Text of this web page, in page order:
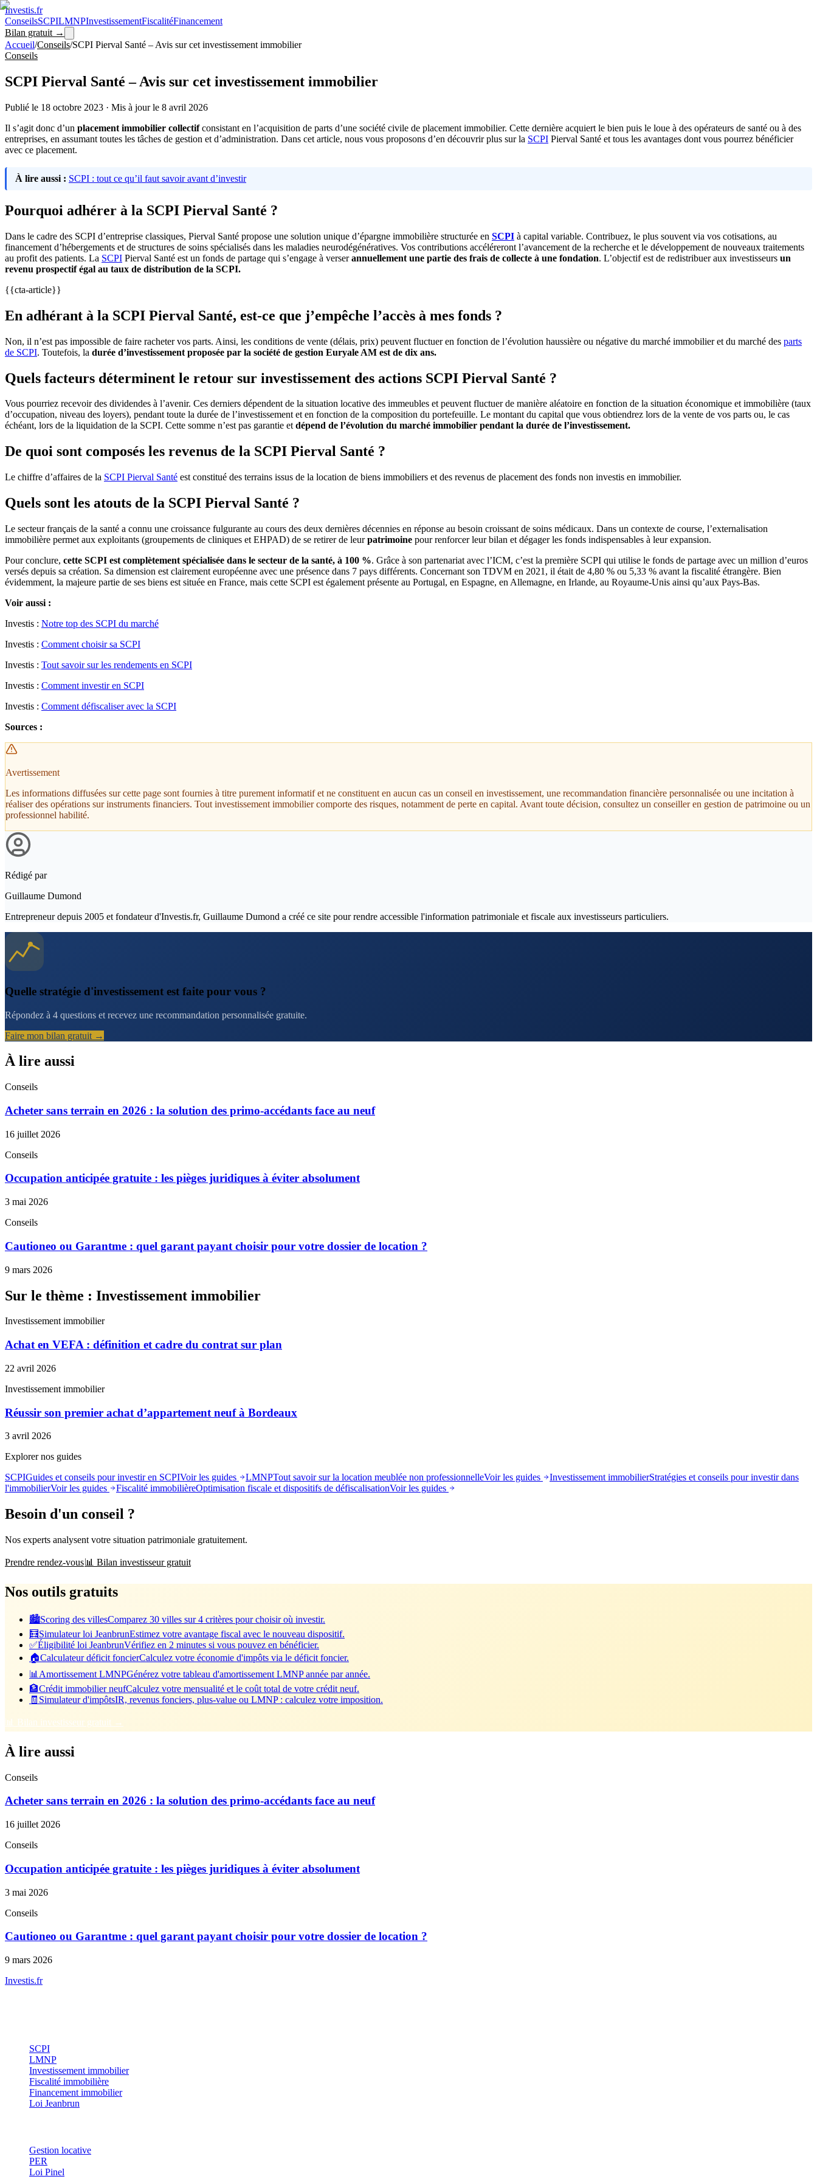
Investis.fr
ConseilsSCPILMNPInvestissementFiscalitéFinancement
Bilan gratuit →
Accueil/Conseils/SCPI Pierval Santé – Avis sur cet investissement immobilier
Conseils
SCPI Pierval Santé – Avis sur cet investissement immobilier
Publié le 18 octobre 2023 · Mis à jour le 8 avril 2026
Il s’agit donc d’un placement immobilier collectifconsistant en l’acquisition de parts d’une société civile de placement immobilier. Cette dernière acquiert le bien puis le loue à des opérateurs de santé ou à des
entreprises, en assumant toutes les tâches de gestion et d’administration. Dans cet article, nous vous proposons d’en découvrir plus sur la SCPI Pierval Santé et tous les avantages dont vous pourrez bénéficier
avec ce placement.
À lire aussi : SCPI : tout ce qu’il faut savoir avant d’investir
Pourquoi adhérer à la SCPI Pierval Santé ?
Dans le cadre des SCPI d’entreprise classiques, Pierval Santé propose une solution unique d’épargne immobilière structurée en SCPI à capital variable. Contribuez, le plus souvent via vos cotisations, au
financement d’hébergements et de structures de soins spécialisés dans les maladies neurodégénératives. Vos contributions accéléreront l’avancement de la recherche et le développement de nouveaux traitements
au profit des patients. La SCPI Pierval Santé est un fonds de partage qui s’engage à verserannuellement une partie des frais de collecte à une fondation. L’objectif est de redistribuer aux investisseurs un
revenu prospectif égal au taux de distribution de la SCPI.
{{cta-article}}
En adhérant à la SCPI Pierval Santé, est-ce que j’empêche l’accès à mes fonds ?
Non, il n’est pas impossible de faire racheter vos parts. Ainsi, les conditions de vente (délais, prix) peuvent fluctuer en fonction de l’évolution haussière ou négative du marché immobilier et du marché des parts
de SCPI. Toutefois, la durée d’investissement proposée par la société de gestion Euryale AM ​​est de dix ans.
Quels facteurs déterminent le retour sur investissement des actions SCPI Pierval Santé ?
Vous pourriez recevoir des dividendes à l’avenir. Ces derniers dépendent de la situation locative des immeubles et peuvent fluctuer de manière aléatoire en fonction de la situation économique et immobilière (taux
d’occupation, niveau des loyers), pendant toute la durée de l’investissement et en fonction de la composition du portefeuille. Le montant du capital que vous obtiendrez lors de la vente de vos parts ou, le cas
échéant, lors de la liquidation de la SCPI. Cette somme n’est pas garantie etdépend de l’évolution du marché immobilier pendant la durée de l’investissement.
De quoi sont composés les revenus de la SCPI Pierval Santé ?
Le chiffre d’affaires de la SCPI Pierval Santé est constitué des terrains issus de la location de biens immobiliers et des revenus de placement des fonds non investis en immobilier.
Quels sont les atouts de la SCPI Pierval Santé ?
Le secteur français de la santé a connu une croissance fulgurante au cours des deux dernières décennies en réponse au besoin croissant de soins médicaux. Dans un contexte de course, l’externalisation
immobilière permet aux exploitants (groupements de cliniques et EHPAD) de se retirer de leurpatrimoine pour renforcer leur bilan et dégager les fonds indispensables à leur expansion.
Pour conclure, cette SCPI est complètement spécialisée dans le secteur de la santé, à 100 %. Grâce à son partenariat avec l’ICM, c’est la première SCPI qui utilise le fonds de partage avec un million d’euros
versés depuis sa création. Sa dimension est clairement européenne avec une présence dans 7 pays différents. Concernant son TDVM en 2021, il était de 4,80 % ou 5,33 % avant la fiscalité étrangère. Bien
évidemment, la majeure partie de ses biens est située en France, mais cette SCPI est également présente au Portugal, en Espagne, en Allemagne, en Irlande, au Royaume-Unis ainsi qu’aux Pays-Bas.
Voir aussi :
Investis : Notre top des SCPI du marché
Investis : Comment choisir sa SCPI
Investis : Tout savoir sur les rendements en SCPI
Investis : Comment investir en SCPI
Investis : Comment défiscaliser avec la SCPI
Sources :
Avertissement
Les informations diffusées sur cette page sont fournies à titre purement informatif et ne constituent en aucun cas un conseil en investissement, une recommandation financière personnalisée ou une incitation à
réaliser des opérations sur instruments financiers. Tout investissement immobilier comporte des risques, notamment de perte en capital. Avant toute décision, consultez un conseiller en gestion de patrimoine ou un
professionnel habilité.
Rédigé par
Guillaume Dumond
Entrepreneur depuis 2005 et fondateur d'Investis.fr, Guillaume Dumond a créé ce site pour rendre accessible l'information patrimoniale et fiscale aux investisseurs particuliers.
Quelle stratégie d'investissement est faite pour vous ?
Répondez à 4 questions et recevez une recommandation personnalisée gratuite.
Faire mon bilan gratuit →
À lire aussi
Conseils
Acheter sans terrain en 2026 : la solution des primo-accédants face au neuf
16 juillet 2026
Conseils
Occupation anticipée gratuite : les pièges juridiques à éviter absolument
3 mai 2026
Conseils
Cautioneo ou Garantme : quel garant payant choisir pour votre dossier de location ?
9 mars 2026
Sur le thème : Investissement immobilier
Investissement immobilier
Achat en VEFA : définition et cadre du contrat sur plan
22 avril 2026
Investissement immobilier
Réussir son premier achat d’appartement neuf à Bordeaux
3 avril 2026
Explorer nos guides
SCPIGuides et conseils pour investir en SCPIVoir les guides LMNPTout savoir sur la location meublée non professionnelleVoir les guides Investissement immobilierStratégies et conseils pour investir dans
l'immobilierVoir les guides Fiscalité immobilièreOptimisation fiscale et dispositifs de défiscalisationVoir les guides
Besoin d'un conseil ?
Nos experts analysent votre situation patrimoniale gratuitement.
Prendre rendez-vous📊 Bilan investisseur gratuit
Nos outils gratuits
🏙️Scoring des villesComparez 30 villes sur 4 critères pour choisir où investir.
🧮Simulateur loi JeanbrunEstimez votre avantage fiscal avec le nouveau dispositif.
✅Éligibilité loi JeanbrunVérifiez en 2 minutes si vous pouvez en bénéficier.
🏠Calculateur déficit foncierCalculez votre économie d'impôts via le déficit foncier.
📊 Amortissement LMNPGénérez votre tableau d'amortissement LMNP année par année.
🏦Crédit immobilier neufCalculez votre mensualité et le coût total de votre crédit neuf.
🧾 Simulateur d'impôtsIR, revenus fonciers, plus-value ou LMNP : calculez votre imposition.
📊 Bilan investisseur gratuit →
À lire aussi
Conseils
Acheter sans terrain en 2026 : la solution des primo-accédants face au neuf
16 juillet 2026
Conseils
Occupation anticipée gratuite : les pièges juridiques à éviter absolument
3 mai 2026
Conseils
Cautioneo ou Garantme : quel garant payant choisir pour votre dossier de location ?
9 mars 2026
Investis.fr
SCPI
LMNP
Investissement immobilier
Fiscalité immobilière
Financement immobilier
Loi Jeanbrun
Gestion locative
PER
Loi Pinel